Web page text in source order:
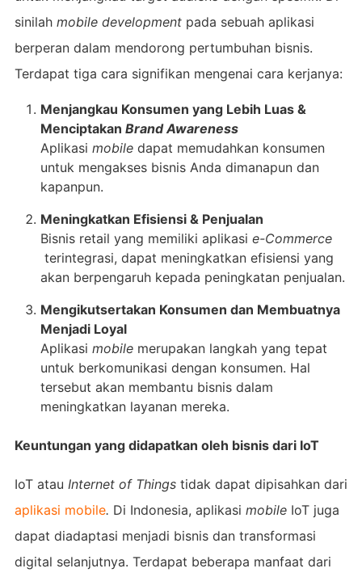
sinilah mobile development pada sebuah aplikasi
berperan dalam mendorong pertumbuhan bisnis.
Terdapat tiga cara signifikan mengenai cara kerjanya:
Menjangkau Konsumen yang Lebih Luas &
Menciptakan Brand Awareness
Aplikasi mobile dapat memudahkan konsumen
untuk mengakses bisnis Anda dimanapun dan
kapanpun.
Meningkatkan Efisiensi & Penjualan
Bisnis retail yang memiliki aplikasi e-Commerce
terintegrasi, dapat meningkatkan efisiensi yang
akan berpengaruh kepada peningkatan penjualan.
Mengikutsertakan Konsumen dan Membuatnya
Menjadi Loyal
Aplikasi mobile merupakan langkah yang tepat
untuk berkomunikasi dengan konsumen. Hal
tersebut akan membantu bisnis dalam
meningkatkan layanan mereka.
Keuntungan yang didapatkan oleh bisnis dari IoT
IoT atau Internet of Thingstidak dapat dipisahkan dari
aplikasi mobile. Di Indonesia, aplikasi mobile IoT juga
dapat diadaptasi menjadi bisnis dan transformasi
digital selanjutnya. Terdapat beberapa manfaat dari